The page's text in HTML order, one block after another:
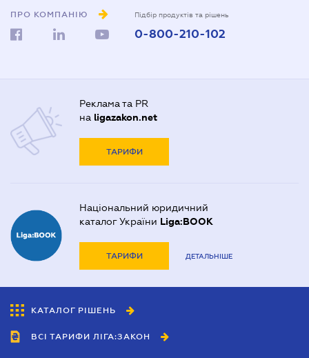
ПРО КОМПАНІЮ Підбір продуктів та рішень
0-800-210-102
Реклама та PR
на ligazakon.net
ТАРИФИ
Національний юридичний
каталог України Liga:BOOK
ТАРИФИ ДЕТАЛЬНІШЕ
КАТАЛОГ РІШЕНЬ
ВСІ ТАРИФИ ЛІГА:ЗАКОН